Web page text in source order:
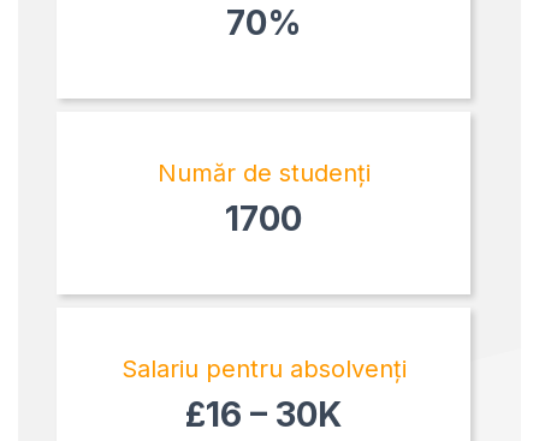
70%
Număr de studenți
1700
Salariu pentru absolvenți
£16 – 30K